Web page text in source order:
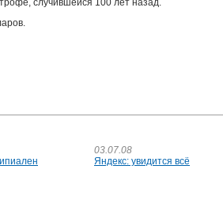
случившейся 100 лет назад.
03.07.08
Яндекс: увидится всё